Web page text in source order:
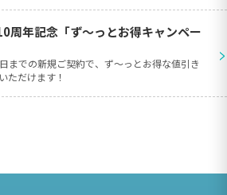
周年記念「ず〜っとお得キャンペー
までの新規ご契約で、ず〜っとお得な値引き
ただけます！
>